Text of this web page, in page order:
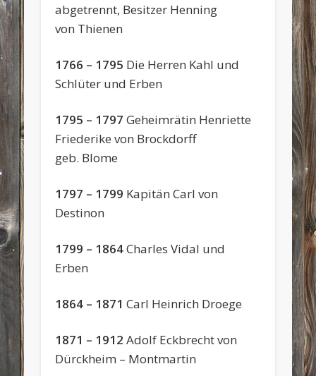
abgetrennt, Besitzer Henning
von Thienen
1766 – 1795 Die Herren Kahl und
Schlüter und Erben
1795 – 1797 Geheimrätin Henriette
Friederike von Brockdorff
geb. Blome
1797 – 1799 Kapitän Carl von
Destinon
1799 – 1864Charles Vidal und
Erben
1864 – 1871 Carl Heinrich Droege
1871 – 1912 Adolf Eckbrecht von
Dürckheim – Montmartin